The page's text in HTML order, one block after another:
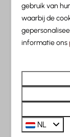
Flatscreen
Smart TV
Familie/
Babybedje
Faciliteiten
Aan
gebruik van
waarbij de
informatie ons
NL